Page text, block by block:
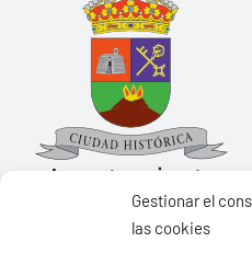
Gestionar el
las cookies